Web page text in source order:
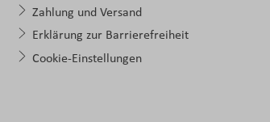
Zahlung und Versand
Erklärung zur Barrierefreiheit
Cookie-Einstellungen